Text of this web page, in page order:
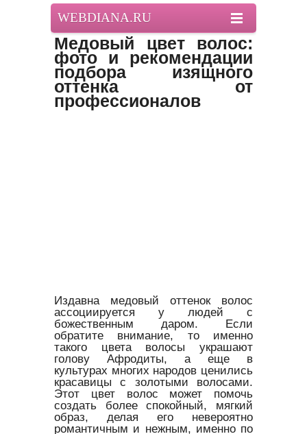
WEBDIANA.RU
Медовый цвет волос:
фото и рекомендации
подбора изящного
оттенка от
профессионалов
Издавна медовый оттенок волос
ассоциируется у людей с
божественным даром. Если
обратите внимание, то именно
такого цвета волосы украшают
голову Афродиты, а еще в
культурах многих народов ценились
красавицы с золотыми волосами.
Этот цвет волос может помочь
создать более спокойный, мягкий
образ, делая его невероятно
романтичным и нежным, именно по